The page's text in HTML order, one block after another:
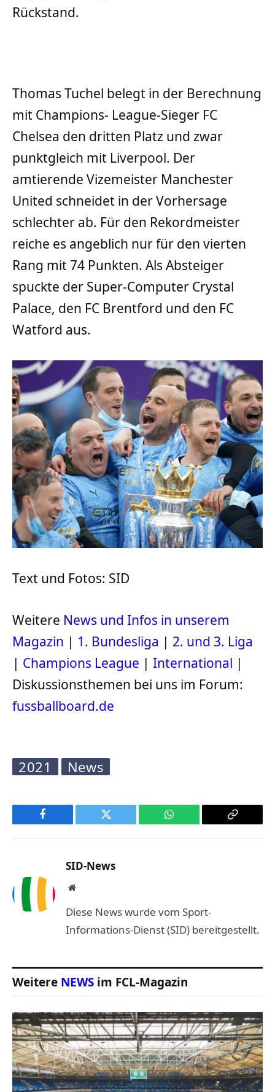
Rückstand.
Thomas Tuchel belegt in der Berechnung
mit Champions- League-Sieger FC
Chelsea den dritten Platz und zwar
punktgleich mit Liverpool. Der
amtierende Vizemeister Manchester
United schneidet in der Vorhersage
schlechter ab. Für den Rekordmeister
reiche es angeblich nur für den vierten
Rang mit 74 Punkten. Als Absteiger
spuckte der Super-Computer Crystal
Palace, den FC Brentford und den FC
Watford aus.
Text und Fotos: SID
Weitere News und Infos in unserem
Magazin | 1. Bundesliga | 2. und 3. Liga
| Champions League | International |
Diskussionsthemen bei uns im Forum:
fussballboard.de
2021 News
Facebook Twitter WhatsApp
Copy
SID-News
Website
Diese News wurde vom Sport-
Informations-Dienst (SID) bereitgestellt.
Weitere NEWS im FCL-Magazin